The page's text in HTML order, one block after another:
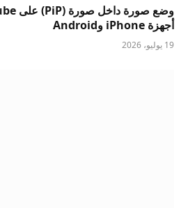
أجهزة iPhone وAndroid
19 يوليو، 2026